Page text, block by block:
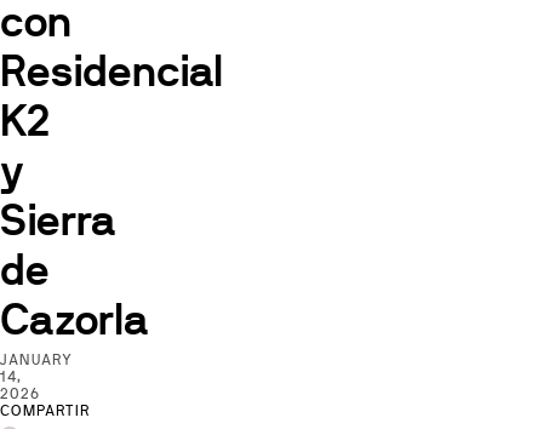
con
Residencial
K2
y
Sierra
de
Cazorla
JANUARY
14,
2026
COMPARTIR